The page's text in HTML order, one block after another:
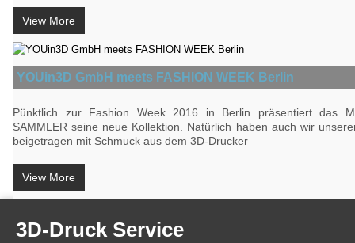
View More
YOUin3D GmbH meets FASHION WEEK Berlin
Pünktlich zur Fashion Week 2016 in Berlin präsentiert das
SAMMLER seine neue Kollektion. Natürlich haben auch wir
beigetragen mit Schmuck aus dem 3D-Drucker
View More
3D-Druck Service